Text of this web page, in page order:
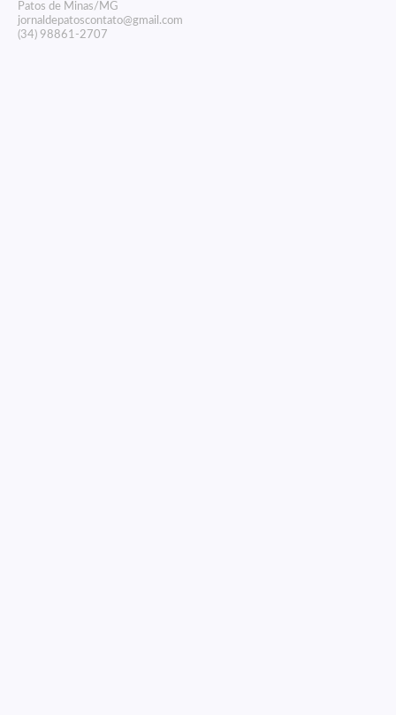
Patos de Minas/MG
jornaldepatoscontato@gmail.com
(34) 98861-2707